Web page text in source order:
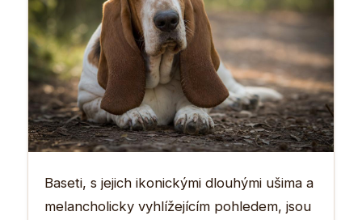
Baseti, s jejich ikonickými dlouhými ušima a
melancholicky vyhlížejícím pohledem, jsou